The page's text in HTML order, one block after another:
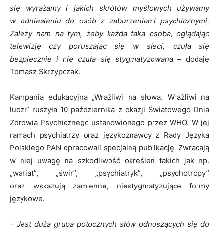
się wyrażamy i jakich skrótów myślowych używamy
w odniesieniu do osób z zaburzeniami psychicznymi.
Zależy nam na tym, żeby każda taka osoba, oglądając
telewizję czy poruszając się w sieci, czuła się
bezpiecznie i nie czuła się stygmatyzowana –dodaje
Tomasz Skrzypczak.
Kampania edukacyjna „Wrażliwi na słowa. Wrażliwi na
ludzi” ruszyła 10 października z okazji Światowego Dnia
Zdrowia Psychicznego ustanowionego przez WHO. W jej
ramach psychiatrzy oraz językoznawcy z Rady Języka
Polskiego PAN opracowali specjalną publikację. Zwracają
w niej uwagę na szkodliwość określeń takich jak np.
„wariat”, „świr”, „psychiatryk”, „psychotropy”
oraz wskazują zamienne, niestygmatyzujące formy
językowe.
– Jest duża grupa potocznych słów odnoszących się do